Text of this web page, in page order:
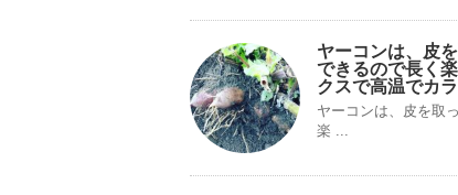
ヤーコンは、皮
できるので長く
クスで高温でカ
ヤーコンは、皮を取
楽 ...